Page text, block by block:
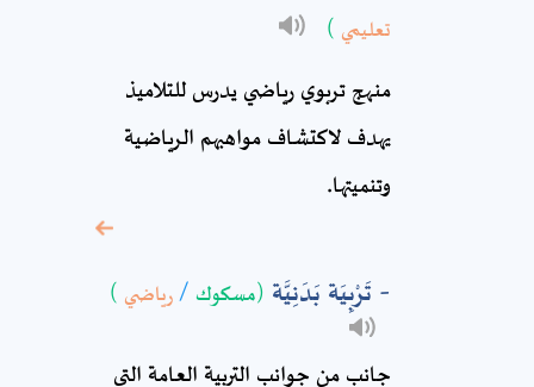
تعليمي )
منهج تربوي رياضي يدرس للتلاميذ
يهدف لاكتشاف مواهبهم الرياضية
وتنميتها.
تَرْبِيَة بَدَنِيَّة (مسكوك /رياضي )
جانب من جوانب التربية العامة التي
* sign, it means are